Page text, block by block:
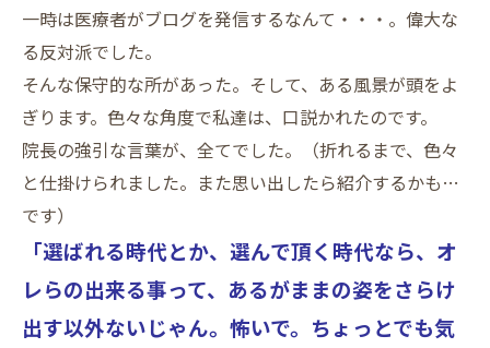
一時は医療者がブログを発信するなんて・・・。偉大な
る反対派でした。
そんな保守的な所があった。そして、ある風景が頭をよ
ぎります。色々な角度で私達は、口説かれたのです。
院長の強引な言葉が、全てでした。（折れるまで、色々
と仕掛けられました。また思い出したら紹介するかも…
です）
「選ばれる時代とか、選んで頂く時代なら、オ
レらの出来る事って、あるがままの姿をさらけ
出す以外ないじゃん。 怖いで。ちょっとでも気